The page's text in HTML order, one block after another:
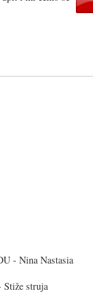
- Nina Nastasia
struja